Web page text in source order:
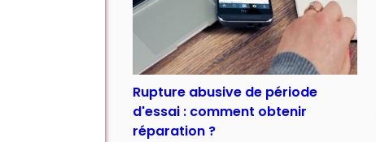
Rupture abusive de période
d'essai : comment obtenir
réparation ?